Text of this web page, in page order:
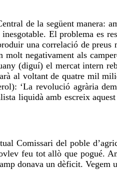
de la següent manera:
El problema es
una correlació de
molt negativament als
(diguí) el mercat intern
al voltant de quatre mil
‘La revolució agrària
liquidà amb escreix
Comissari del poble
feu tot allò que pogué.
donava un dèficit. Vegem